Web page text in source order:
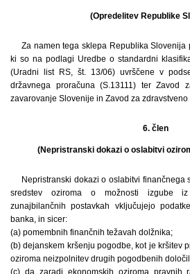
(Opredelitev Republike
Za namen tega sklepa Republika Slovenija
ki so na podlagi Uredbe o standardni
(Uradni list RS, št. 13/06) uvrščene v
državnega proračuna (S.13111) ter Zavod
zavarovanje Slovenije in Zavod za zdravstveno
6. člen
(Nepristranski dokazi o oslabitvi
Nepristranski dokazi o oslabitvi finančnega
sredstev oziroma o možnosti izgube
zunajbilančnih postavkah vključujejo
banka, in sicer:
(a) pomembnih finančnih težavah dolžnika;
(b) dejanskem kršenju pogodbe, kot je kršitev
oziroma neizpolnitev drugih pogodbenih
(c) da zaradi ekonomskih oziroma pravnih